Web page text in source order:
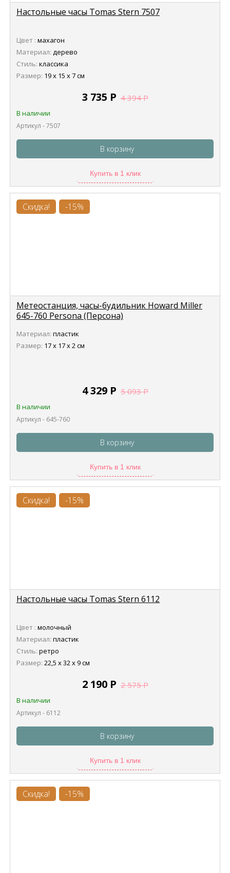
Настольные часы Tomas Stern 7507
Цвет : махагон
Материал: дерево
Стиль: классика
Размер: 19 х 15 х 7 см
3 735 Р 4 394Р
В наличии
Артикул - 7507
В корзину
Купить в 1 клик
Скидка! -15%
Метеостанция, часы-будильник Howard Miller
645-760 Persona (Персона)
Материал: пластик
Размер: 17 х 17 х 2 см
4 329 Р 5 093Р
В наличии
Артикул - 645-760
В корзину
Купить в 1 клик
Скидка! -15%
Настольные часы Tomas Stern 6112
Цвет : молочный
Материал: пластик
Стиль: ретро
Размер: 22,5 х 32 х 9 см
2 190 Р 2 575Р
В наличии
Артикул - 6112
В корзину
Купить в 1 клик
Скидка! -15%